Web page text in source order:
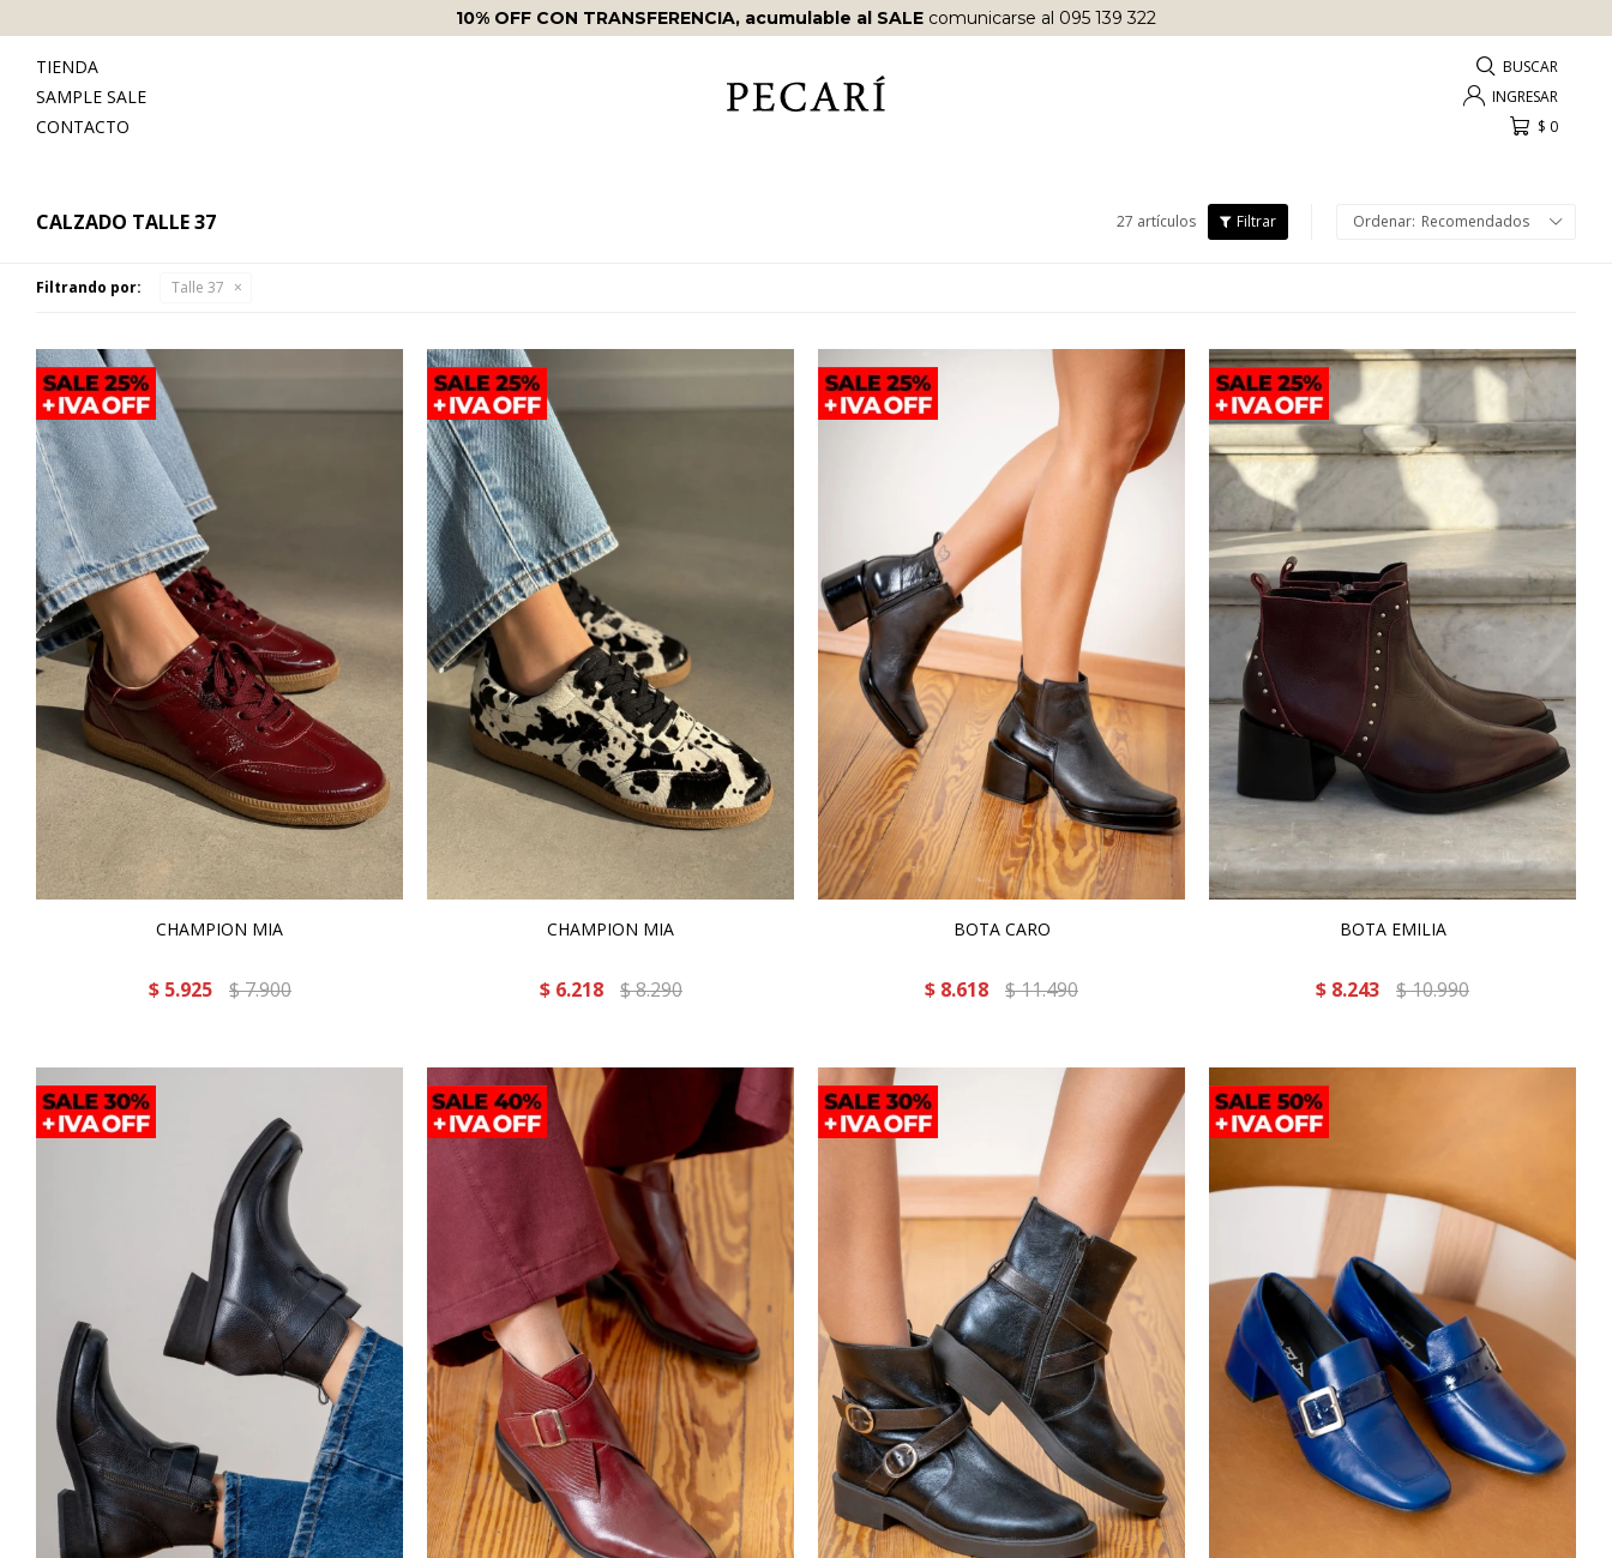
ENVÍOS SIN COSTOA PARTIR DE$10.000·ENVÍOS EN EL DÍA EN COMPRAS REALIZADAS ANTES DE
TIENDA
SAMPLE SALE
CONTACTO
$ 0
CALZADO TALLE 37 27 artículos Recomendados
Filtrando por: Talle 37
CHAMPION MIA
$ 5.925 $7.900
CHAMPION MIA
$ 6.218 $8.290
BOTA CARO
$ 8.618 $11.490
BOTA EMILIA
$ 8.243 $10.990